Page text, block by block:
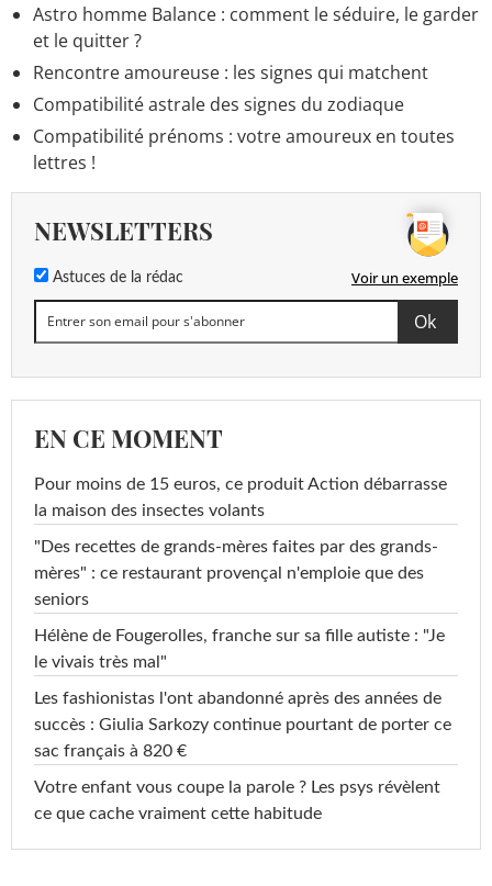
Astro homme Balance : comment le séduire, le garder
et le quitter ?
Rencontre amoureuse : les signes qui matchent
Compatibilité astrale des signes du zodiaque
Compatibilité prénoms : votre amoureux en toutes
lettres !
NEWSLETTERS
Astuces de la rédac Voir un exemple
EN CE MOMENT
Pour moins de 15 euros, ce produit Action débarrasse
la maison des insectes volants
"Des recettes de grands-mères faites par des grands-
mères" : ce restaurant provençal n'emploie que des
seniors
Hélène de Fougerolles, franche sur sa fille autiste : "Je
le vivais très mal"
Les fashionistas l'ont abandonné après des années de
succès : Giulia Sarkozy continue pourtant de porter ce
sac français à 820 €
Votre enfant vous coupe la parole ? Les psys révèlent
ce que cache vraiment cette habitude